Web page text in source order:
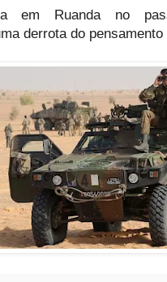
em Ruanda no
derrota do